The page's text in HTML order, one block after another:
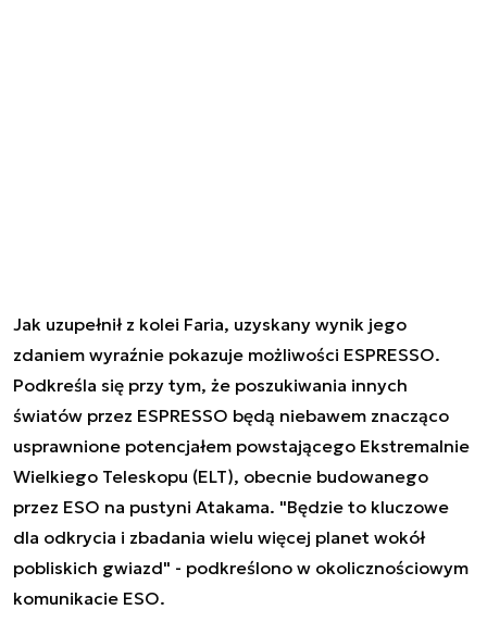
Jak uzupełnił z kolei Faria, uzyskany wynik jego
zdaniem wyraźnie pokazuje możliwości ESPRESSO.
Podkreśla się przy tym, że poszukiwania innych
światów przez ESPRESSO będą niebawem znacząco
usprawnione potencjałem powstającego Ekstremalnie
Wielkiego Teleskopu (ELT), obecnie budowanego
przez ESO na pustyni Atakama. "Będzie to kluczowe
dla odkrycia i zbadania wielu więcej planet wokół
pobliskich gwiazd" - podkreślono w okolicznościowym
komunikacie ESO.